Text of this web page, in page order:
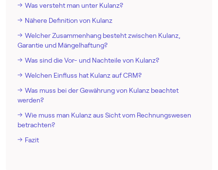
Was versteht man unter Kulanz?
Nähere Definition von Kulanz
Welcher Zusammenhang besteht zwischen Kulanz,
Garantie und Mängelhaftung?
Was sind die Vor- und Nachteile von Kulanz?
Welchen Einfluss hat Kulanz auf CRM?
Was muss bei der Gewährung von Kulanz beachtet
werden?
Wie muss man Kulanz aus Sicht vom Rechnungswesen
betrachten?
Fazit